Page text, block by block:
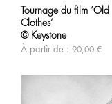
a
plusieurs
variations.
Les
options
être
Tournage du film ‘Old
Clothes’
© Keystone
À partir de : 90,00 €